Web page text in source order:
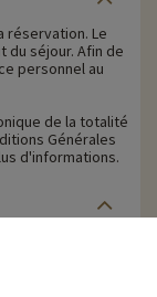
réservation. Le
du séjour. Afin de
personnel au
de la totalité
Générales
d'informations.
du séjour.